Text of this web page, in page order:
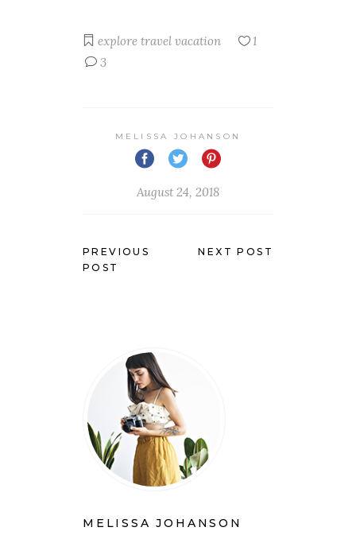
explore travel vacation
1
3
MELISSA JOHANSON
August 24, 2018
PREVIOUS
POST
NEXT POST
MELISSA JOHANSON